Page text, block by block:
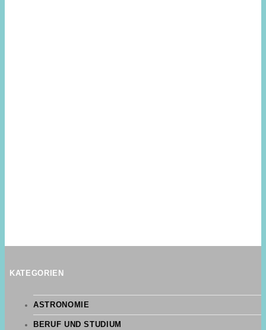
KATEGORIEN
ASTRONOMIE
BERUF UND STUDIUM